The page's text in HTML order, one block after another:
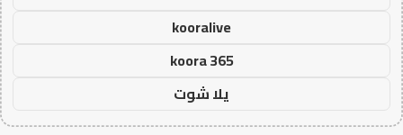
kooralive
koora 365
يلا شوت